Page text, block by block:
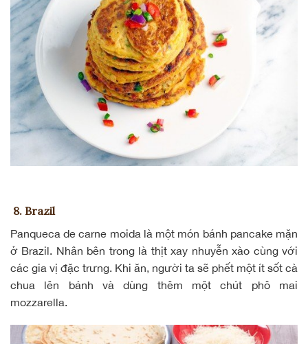
8. Brazil
Panqueca de carne moida là một món bánh pancake mặn
ở Brazil. Nhân bên trong là thịt xay nhuyễn xào cùng với
các gia vị đặc trưng. Khi ăn, người ta sẽ phết một ít sốt cà
chua lên bánh và dùng thêm một chút phô mai
mozzarella.